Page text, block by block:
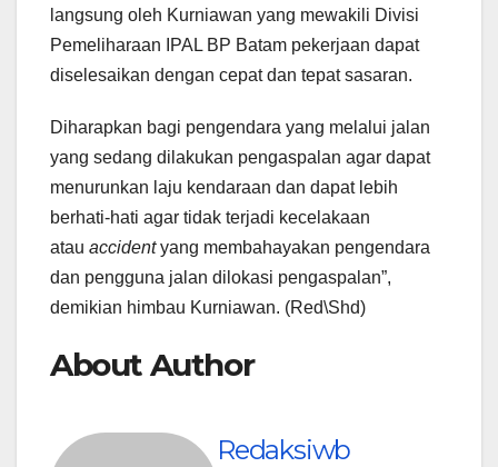
langsung oleh Kurniawan yang mewakili Divisi
Pemeliharaan IPAL BP Batam pekerjaan dapat
diselesaikan dengan cepat dan tepat sasaran.
Diharapkan bagi pengendara yang melalui jalan
yang sedang dilakukan pengaspalan agar dapat
menurunkan laju kendaraan dan dapat lebih
berhati-hati agar tidak terjadi kecelakaan
atau accidentyang membahayakan pengendara
dan pengguna jalan dilokasi pengaspalan”,
demikian himbau Kurniawan. (Red\Shd)
About Author
Redaksiwb